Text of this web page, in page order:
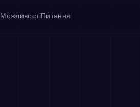
МожливостіПитання